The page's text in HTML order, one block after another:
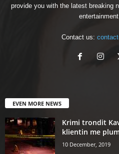
provide you with the latest breaking
Contact us:
EVEN MORE NEWS
Krimi trondit
klientin me
10 December, 2019